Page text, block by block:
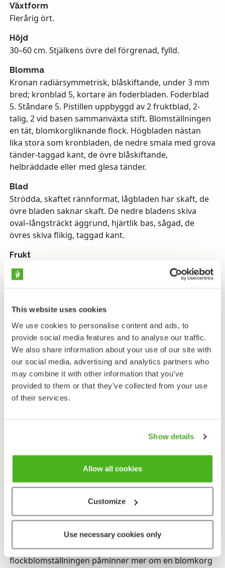
This website uses cookies
We use cookies to personalise content and ads, to
provide social media features and to analyse our traffic.
We also share information about your use of our site with
our social media, advertising and analytics partners who
may combine it with other information that you’ve
provided to them or that they’ve collected from your use
of their services.
Show details
Allow all cookies
Customize
Use necessary cookies only
Växtform
Flerårig ört.
Höjd
30–60 cm. Stjälkens övre del förgrenad, fylld.
Blomma
Kronan radiärsymmetrisk, blåskiftande, under 3 mm
bred; kronblad 5, kortare än foderbladen. Foderblad
5. Ståndare 5. Pistillen uppbyggd av 2 fruktblad, 2-
talig, 2 vid basen sammanväxta stift. Blomställningen
en tät, blomkorgliknande flock. Högbladen nästan
lika stora som kronbladen, de nedre smala med grova
tänder-taggad kant, de övre blåskiftande,
helbräddade eller med glesa tänder.
Blad
Strödda, skaftet rännformat, lågbladen har skaft, de
övre bladen saknar skaft. De nedre bladens skiva
oval–långsträckt äggrund, hjärtlik bas, sågad, de
övres skiva flikig, taggad kant.
Frukt
Klotrund-äggformad, tvådelad, fjällig klyvfrukt.
grusmarker nära bosättning.
Blomningstid
Augusti-september.
Martornen är sällsynt i Finlands natur, men i de
flockblommiga växternas familj som helhet utgör de
det största släktet, vars mångfald är bäst
medelhavstrakten. Hos oss odlas martorn ibland som
rabatter är den ryska martornen, även om inte ens
den är särskilt allmän. Populärare än den naturliga
varianten är olika mer dekorativa sorter med
färggranna blommor. Martornen är inte bara en
dekorativ perenn, utan lämpar sig också som
snittblomma och som torkad.
Den ryska martornen är ingen typisk flockblommig
växt, utan den för snarare tankarna till tisteln:
flockblomställningen påminner mer om en blomkorg